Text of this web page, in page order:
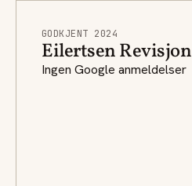
GODKJENT 2024
Eilertsen Revisjon
Ingen Google anmeldelser